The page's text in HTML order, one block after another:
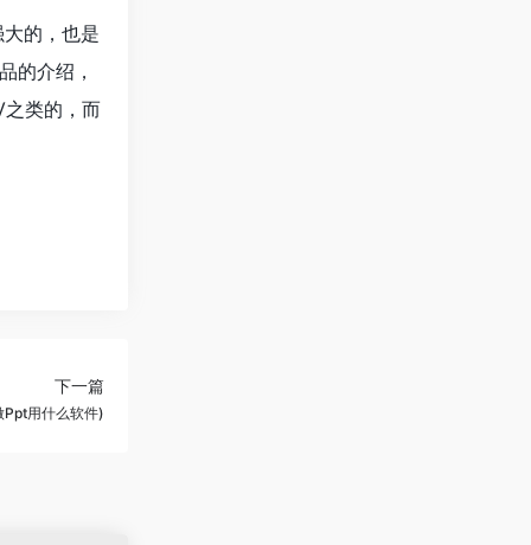
的，也是
的介绍，
之类的，而
下一篇
用什么软件)